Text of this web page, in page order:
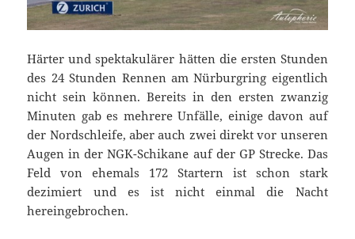
Härter und spektakulärer hätten die ersten Stunden
des 24 Stunden Rennen am Nürburgring eigentlich
nicht sein können. Bereits in den ersten zwanzig
Minuten gab es mehrere Unfälle, einige davon auf
der Nordschleife, aber auch zwei direkt vor unseren
Augen in der NGK-Schikane auf der GP Strecke. Das
Feld von ehemals 172 Startern ist schon stark
dezimiert und es ist nicht einmal die Nacht
hereingebrochen.